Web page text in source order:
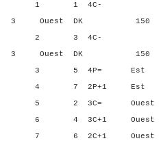
1 1 4C-
3 Ouest DK
2 3 4C-
3 Ouest DK
3 5 4P= Est
4 7 2P+1
5 2 3C=
6 4 3C+1
7 6 2C+1